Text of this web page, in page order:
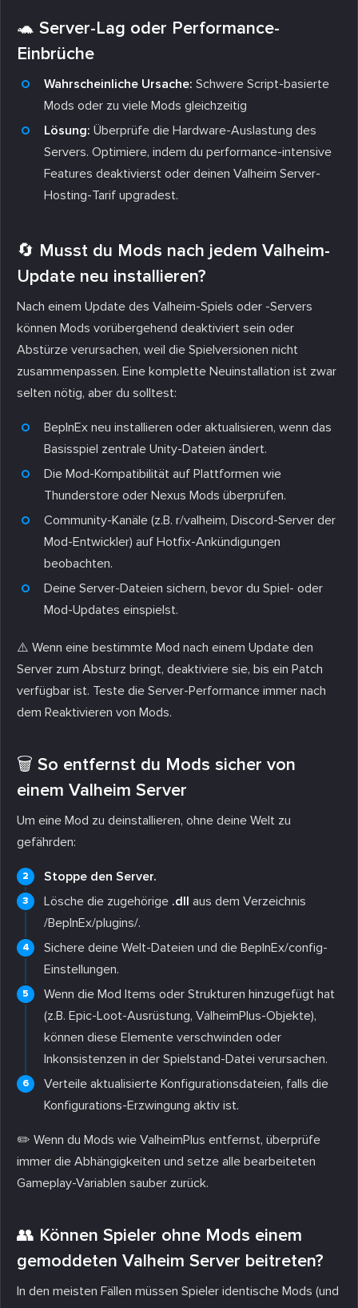
🐢 Server-Lag oder Performance-
Einbrüche
Wahrscheinliche Ursache: Schwere Script-basierte
Mods oder zu viele Mods gleichzeitig
Lösung: Überprüfe die Hardware-Auslastung des
Servers. Optimiere, indem du performance-intensive
Features deaktivierst oder deinen Valheim Server-
Hosting-Tarif upgradest.
🔄 Musst du Mods nach jedem Valheim-
Update neu installieren?
Nach einem Update des Valheim-Spiels oder -Servers
können Mods vorübergehend deaktiviert sein oder
Abstürze verursachen, weil die Spielversionen nicht
zusammenpassen. Eine komplette Neuinstallation ist zwar
selten nötig, aber du solltest:
BepInEx neu installieren oder aktualisieren, wenn das
Basisspiel zentrale Unity-Dateien ändert.
Die Mod-Kompatibilität auf Plattformen wie
Thunderstore oder Nexus Mods überprüfen.
Community-Kanäle (z.B. r/valheim, Discord-Server der
Mod-Entwickler) auf Hotfix-Ankündigungen
beobachten.
Deine Server-Dateien sichern, bevor du Spiel- oder
Mod-Updates einspielst.
⚠️ Wenn eine bestimmte Mod nach einem Update den
Server zum Absturz bringt, deaktiviere sie, bis ein Patch
verfügbar ist. Teste die Server-Performance immer nach
dem Reaktivieren von Mods.
🗑️ So entfernst du Mods sicher von
einem Valheim Server
Um eine Mod zu deinstallieren, ohne deine Welt zu
gefährden:
Stoppe den Server.
Lösche die zugehörige .dll aus dem Verzeichnis
/BepInEx/plugins/.
Sichere deine Welt-Dateien und die BepInEx/config-
Einstellungen.
Wenn die Mod Items oder Strukturen hinzugefügt hat
(z.B. Epic-Loot-Ausrüstung, ValheimPlus-Objekte),
können diese Elemente verschwinden oder
Inkonsistenzen in der Spielstand-Datei verursachen.
Verteile aktualisierte Konfigurationsdateien, falls die
Konfigurations-Erzwingung aktiv ist.
✏️ Wenn du Mods wie ValheimPlus entfernst, überprüfe
immer die Abhängigkeiten und setze alle bearbeiteten
Gameplay-Variablen sauber zurück.
👥 Können Spieler ohne Mods einem
gemoddeten Valheim Server beitreten?
In den meisten Fällen müssen Spieler identische Mods (und